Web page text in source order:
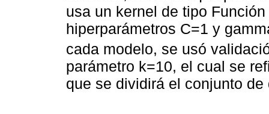
usa un kernel de tipo
hiperparámetros C=1 y
cada modelo, se usó
parámetro k=10, el cual se
que se dividirá el conjunto de